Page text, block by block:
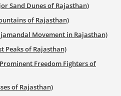
Sand Dunes of Rajasthan)
of Rajasthan)
Movement in Rajasthan)
Peaks of Rajasthan)
(Prominent Freedom Fighters of
of Rajasthan)